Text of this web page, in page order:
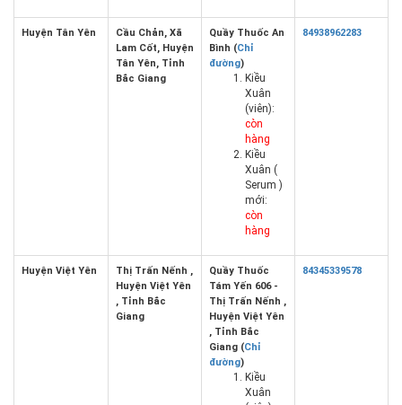
Huyện Tân Yên
Cầu Chản, Xã
Lam Cốt, Huyện
Tân Yên, Tỉnh
Bắc Giang
Quầy Thuốc An
Bình (Chỉ
đường)
Kiều
Xuân
(viên):
còn
hàng
Kiều
Xuân (
Serum )
mới:
còn
hàng
84938962283
Huyện Việt Yên
Thị Trấn Nếnh ,
Huyện Việt Yên
, Tỉnh Bắc
Giang
Quầy Thuốc
Tám Yến 606 -
Thị Trấn Nếnh ,
Huyện Việt Yên
, Tỉnh Bắc
Giang (Chỉ
đường)
Kiều
Xuân
84345339578